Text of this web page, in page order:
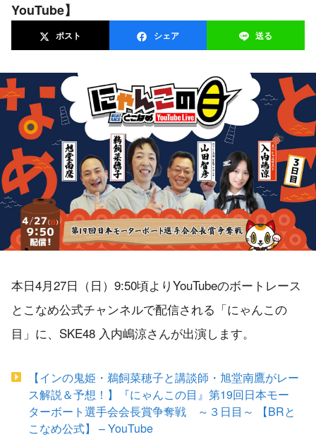
YouTube】
ポスト シェア 送る
本日4月27日（日）9:50頃よりYouTubeのボートレース
とこなめ公式チャンネルで配信される「にゃんこの
目」に、SKE48 入内嶋涼さんが出演します。
【インの鬼姫・鵜飼菜穂子と講談師・旭堂南鷹がレー
ス解説＆予想！】『にゃんこの目』第19回日本モー
ターボート選手会会長賞争奪戦 ～３日目～ 【BRと
こなめ公式】 – YouTube